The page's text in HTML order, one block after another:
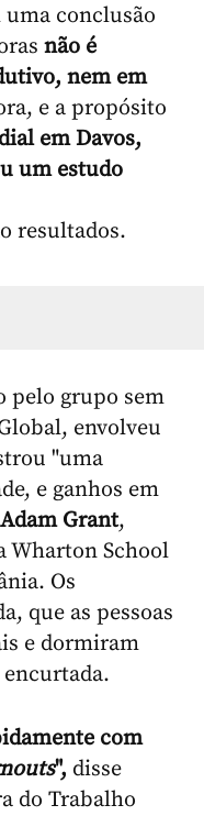
uma conclusão
não é
nem em
e a propósito
em Davos,
um estudo
resultados.
pelo grupo sem
envolveu
"uma
e ganhos em
Adam Grant,
Wharton School
Os
que as pessoas
e dormiram
com
", disse
do Trabalho